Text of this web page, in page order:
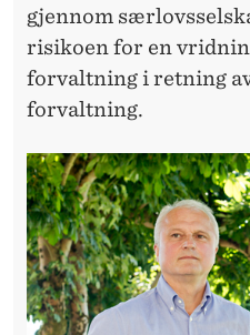
gjennom
risikoen for en
forvaltning i retning
forvaltning.